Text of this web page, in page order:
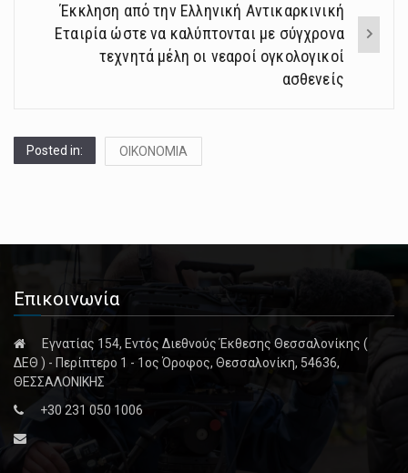
Έκκληση από την Ελληνική Αντικαρκινική
Εταιρία ώστε να καλύπτονται με σύγχρονα
τεχνητά μέλη οι νεαροί ογκολογικοί
ασθενείς
Posted in: ΟΙΚΟΝΟΜΙΑ
Επικοινωνία
Εγνατίας 154, Εντός Διεθνούς Έκθεσης Θεσσαλονίκης (
ΔΕΘ ) - Περίπτερο 1 - 1ος Όροφος, Θεσσαλονίκη, 54636,
ΘΕΣΣΑΛΟΝΙΚΗΣ
+30 231 050 1006